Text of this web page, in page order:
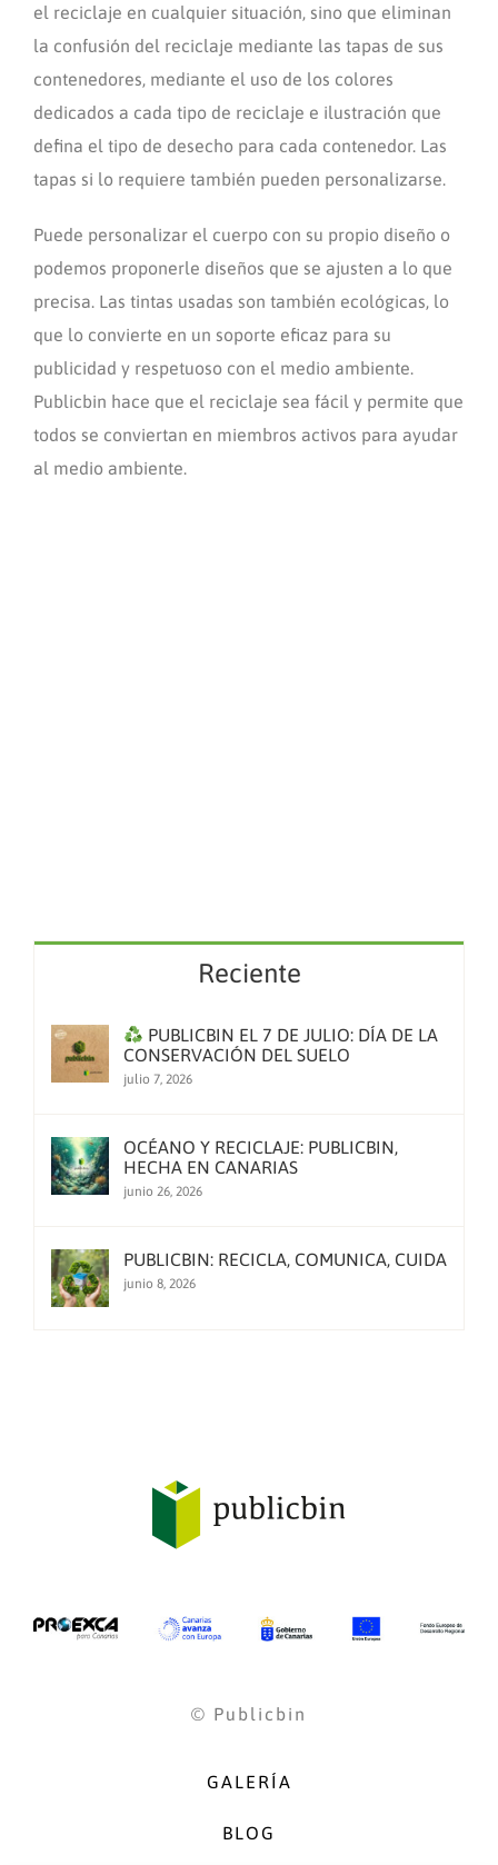
el reciclaje en cualquier situación, sino que eliminan
la confusión del reciclaje mediante las tapas de sus
contenedores, mediante el uso de los colores
dedicados a cada tipo de reciclaje e ilustración que
defina el tipo de desecho para cada contenedor. Las
tapas si lo requiere también pueden personalizarse.
Puede personalizar el cuerpo con su propio diseño o
podemos proponerle diseños que se ajusten a lo que
precisa. Las tintas usadas son también ecológicas, lo
que lo convierte en un soporte eficaz para su
publicidad y respetuoso con el medio ambiente.
Publicbin hace que el reciclaje sea fácil y permite que
todos se conviertan en miembros activos para ayudar
al medio ambiente.
Reciente
PUBLICBIN EL 7 DE JULIO: DÍA DE LA
CONSERVACIÓN DEL SUELO
julio 7, 2026
OCÉANO Y RECICLAJE: PUBLICBIN,
HECHA EN CANARIAS
junio 26, 2026
PUBLICBIN: RECICLA, COMUNICA, CUIDA
junio 8, 2026
© Publicbin
GALERÍA
BLOG